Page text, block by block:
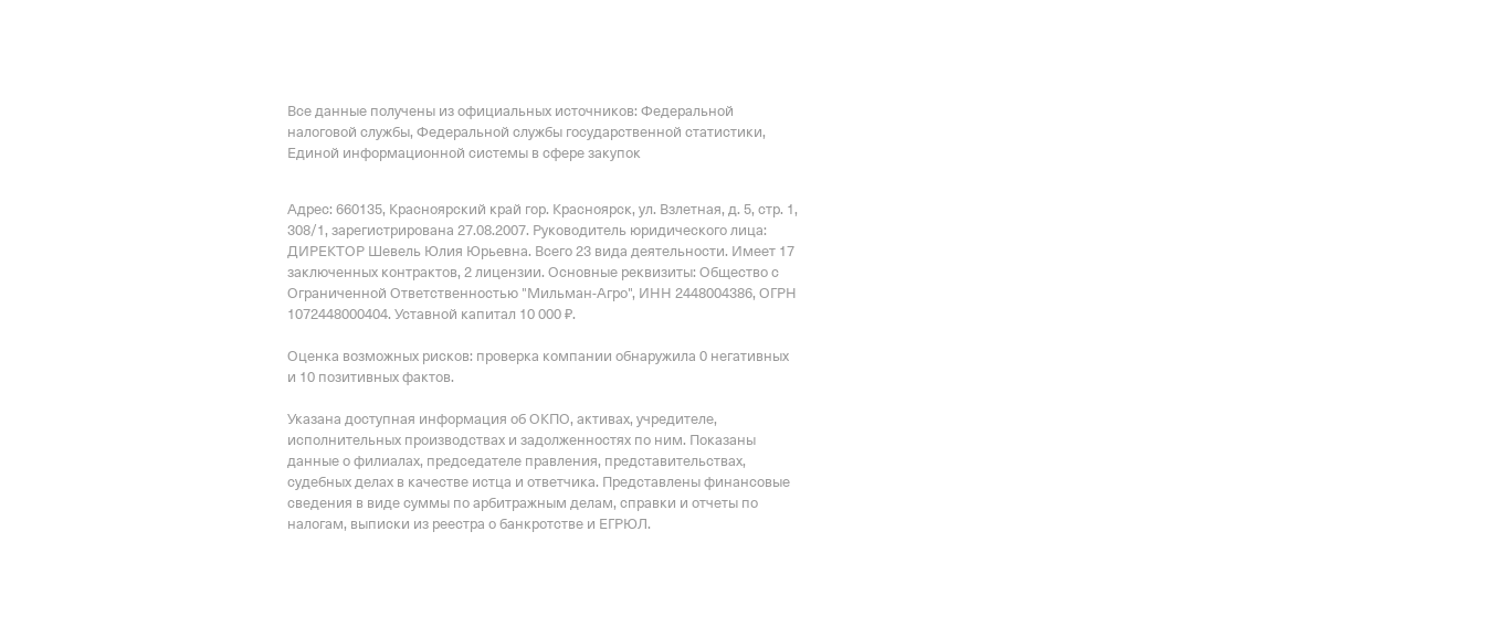
Все данные получены из официальных источников: Федеральной
налоговой службы, Федеральной службы государственной статистики,
Единой информационной системы в сфере закупок
Адрес: 660135, Красноярский край гор. Красноярск, ул. Взлетная, д. 5, стр. 1,
308/1, зарегистрирована 27.08.2007. Руководитель юридического лица:
ДИРЕКТОР Шевель Юлия Юрьевна. Всего 23 вида деятельности. Имеет 17
заключенных контрактов, 2 лицензии. Основные реквизиты: Общество с
Ограниченной Ответственностью "Мильман-Агро", ИНН 2448004386, ОГРН
1072448000404. Уставной капитал 10 000 ₽.
Оценка возможных рисков: проверка компании обнаружила 0 негативных
и 10 позитивных фактов.
Указана доступная информация об ОКПО, активах, учредителе,
исполнительных производствах и задолженностях по ним. Показаны
данные о филиалах, председателе правления, представительствах,
судебных делах в качестве истца и ответчика. Представлены финансовые
сведения в виде суммы по арбитражным делам, справки и отчеты по
налогам, выписки из реестра о банкротстве и ЕГРЮЛ.